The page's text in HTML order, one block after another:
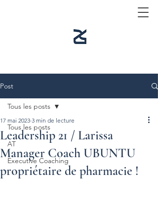
Post
Tous les posts
AT
Executive Coaching
Tous les posts
Leadership 21 / Larissa
Manager Coach UBUNTU
propriétaire de pharmacie !
17 mai 2023 3 min de lecture